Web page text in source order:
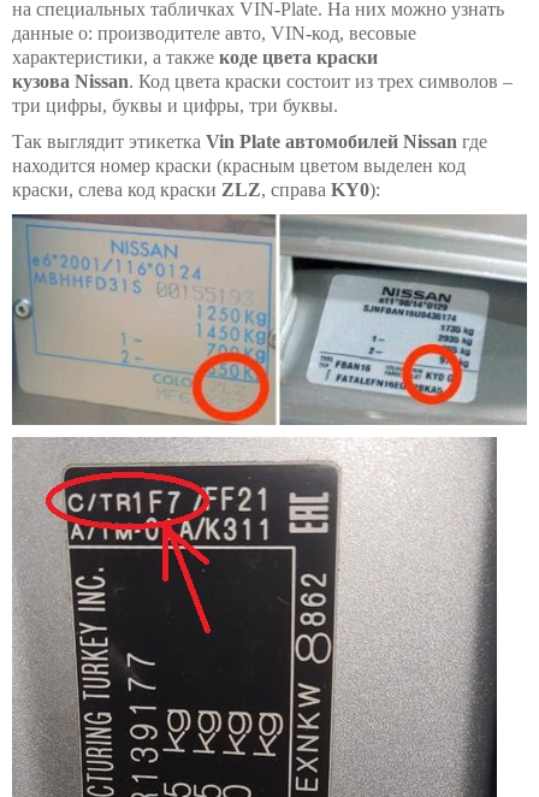
на специальных табличках VIN-Plate. На них можно узнать
данные о: производителе авто, VIN-код, весовые
характеристики, а также коде цвета краски
кузова Nissan. Код цвета краски состоит из трех символов –
три цифры, буквы и цифры, три буквы.
Так выглядит этикетка Vin Plate автомобилей Nissan где
находится номер краски (красным цветом выделен код
краски, слева код краски ZLZ, справа KY0):